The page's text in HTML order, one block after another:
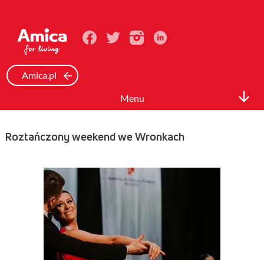
Amica.pl
Menu
Zdjęcia
Kontakt
Roztańczony weekend we Wronkach